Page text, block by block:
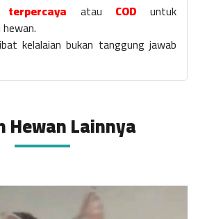
atau COD untuk
kelalaian bukan tanggung jawab
Hewan Lainnya